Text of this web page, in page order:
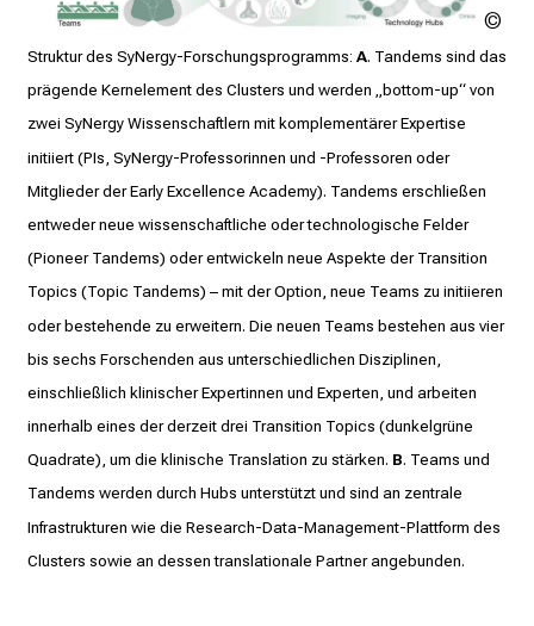
Struktur des SyNergy-Forschungsprogramms: A. Tandems sind das
prägende Kernelement des Clusters und werden „bottom-up“ von
zwei SyNergy Wissenschaftlern mit komplementärer Expertise
initiiert (PIs, SyNergy-Professorinnen und -Professoren oder
Mitglieder der Early Excellence Academy). Tandems erschließen
entweder neue wissenschaftliche oder technologische Felder
(Pioneer Tandems) oder entwickeln neue Aspekte der Transition
Topics (Topic Tandems) – mit der Option, neue Teams zu initiieren
oder bestehende zu erweitern. Die neuen Teams bestehen aus vier
bis sechs Forschenden aus unterschiedlichen Disziplinen,
einschließlich klinischer Expertinnen und Experten, und arbeiten
innerhalb eines der derzeit drei Transition Topics (dunkelgrüne
Quadrate), um die klinische Translation zu stärken. B. Teams und
Tandems werden durch Hubs unterstützt und sind an zentrale
Infrastrukturen wie die Research-Data-Management-Plattform des
Clusters sowie an dessen translationale Partner angebunden.